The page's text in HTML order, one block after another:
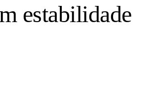
estabilidade